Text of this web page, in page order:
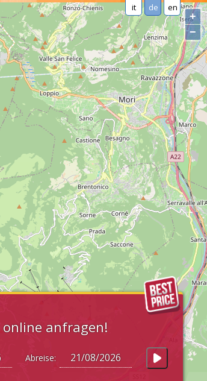
it de en
online anfragen!
Abreise:
+
−